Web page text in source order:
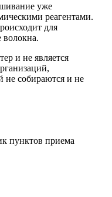
уже
реагентами.
для
и не является
не собираются и не
пунктов приема